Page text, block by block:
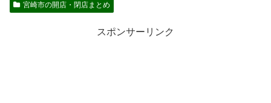
宮崎市の開店・閉店まとめ
スポンサーリンク